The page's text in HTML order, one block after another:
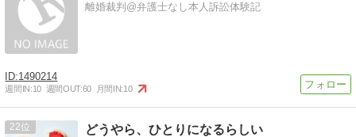
離婚裁判@弁護士なし本人訴訟体験記
1490214
週間IN:10 週間OUT:60 月間IN:10
22 どうやら、ひとりになるらしい